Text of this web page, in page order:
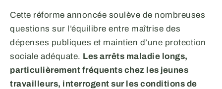
Cette réforme annoncée soulève de nombreuses
questions sur l’équilibre entre maîtrise des
dépenses publiques et maintien d’une protection
sociale adéquate. Les arrêts maladie longs,
particulièrement fréquents chez les jeunes
travailleurs, interrogent sur les conditions de